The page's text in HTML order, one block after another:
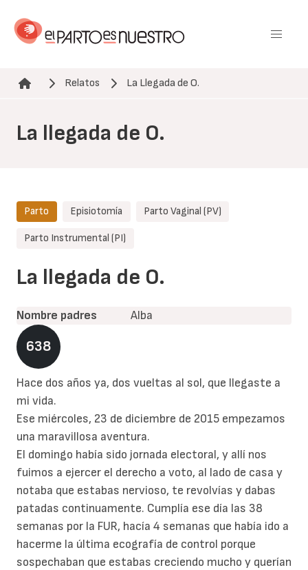
contenido
Ruta de navegación
Relatos La Llegada de O.
La llegada de O.
638
La llegada de O.
Parto Episiotomía Parto Vaginal (PV)
Parto Instrumental (PI)
Hace dos años ya, dos vueltas al sol, que llegaste a
mi vida.
Ese miércoles, 23 de diciembre de 2015 empezamos
una maravillosa aventura.
El domingo había sido jornada electoral, y allí nos
fuimos a ejercer el derecho a voto, al lado de casa y
notaba que estabas nervioso, te revolvías y dabas
patadas continuamente. Cumplía ese día las 38
semanas por la FUR, hacía 4 semanas que había ido a
hacerme la última ecografía de control porque
sospechaban que estabas creciendo mucho y querían
Nombre padres Alba